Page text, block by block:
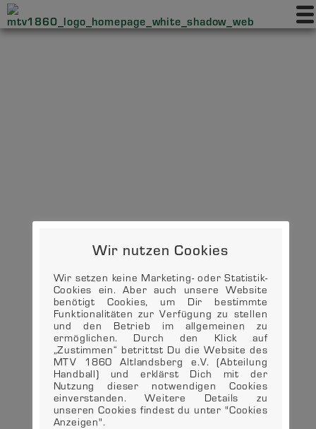
Wir nutzen Cookies
Wir setzen keine Marketing- oder Statistik-
Cookies ein. Aber auch unsere Website
benötigt Cookies, um Dir bestimmte
Funktionalitäten zur Verfügung zu stellen
und den Betrieb im allgemeinen zu
ermöglichen. Durch den Klick auf
„Zustimmen“ betrittst Du die Website des
MTV 1860 Altlandsberg e.V. (Abteilung
Handball) und erklärst Dich mit der
Nutzung dieser notwendigen Cookies
einverstanden. Weitere Details zu
unseren Cookies findest du unter "Cookies
Anzeigen".